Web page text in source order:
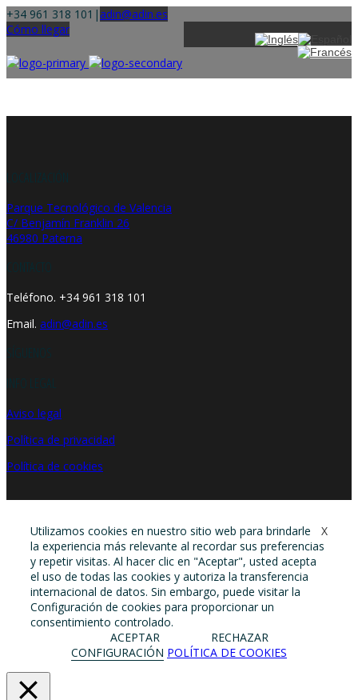
+34 961 318 101 |adin@adin.es
Cómo llegar
LOCALIZACIÓN
Parque Tecnológico de Valencia
C/ Benjamín Franklin 26
46980 Paterna
CONTACTO
Teléfono. +34 961 318 101
Email. adin@adin.es
SÍGUENOS
INFO LEGAL
Aviso legal
Política de privacidad
Política de cookies
X
Utilizamos cookies en nuestro sitio web para brindarle
la experiencia más relevante al recordar sus preferencias
y repetir visitas. Al hacer clic en "Aceptar", usted acepta
el uso de todas las cookies y autoriza la transferencia
internacional de datos. Sin embargo, puede visitar la
Configuración de cookies para proporcionar un
consentimiento controlado.
ACEPTAR
RECHAZAR
CONFIGURACIÓN POLÍTICA DE COOKIES